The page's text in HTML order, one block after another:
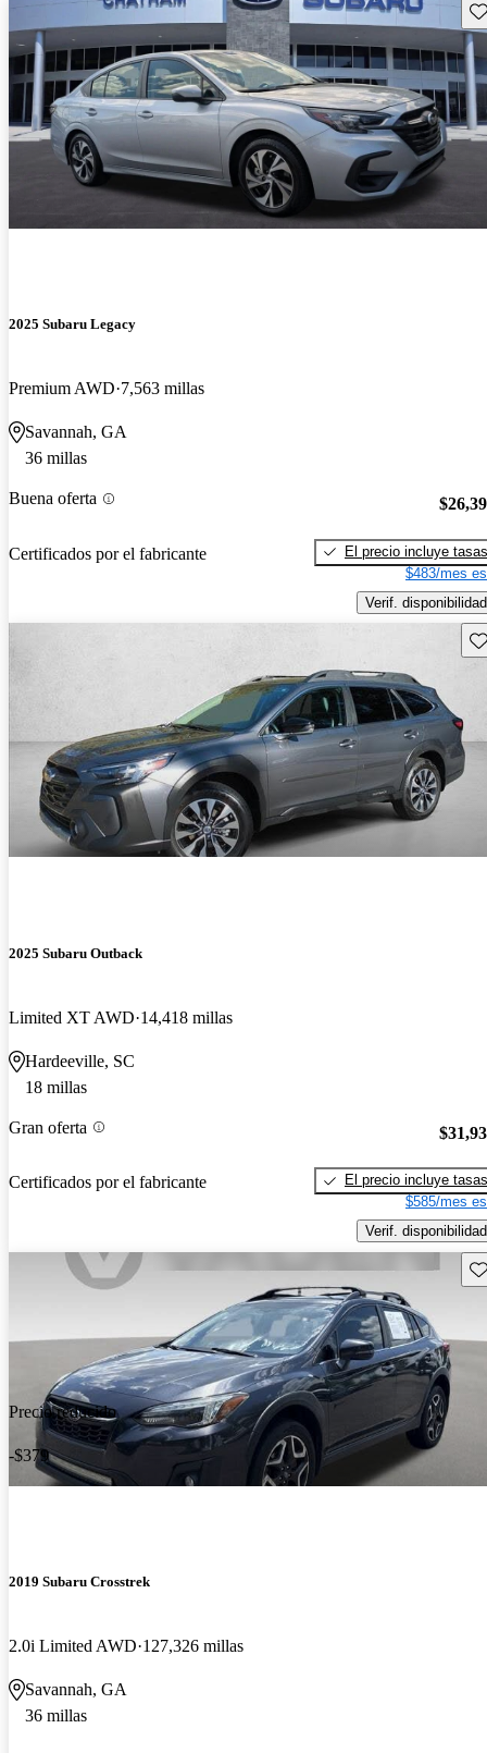
2025 Subaru Legacy
Premium AWD 7,563 millas
Savannah, GA
36 millas
Buena oferta
Certificados por el fabricante
El precio incluye tasas
$483/mes
Verif. disponibilidad
2025 Subaru Outback
Limited XT AWD 14,418 millas
Hardeeville, SC
18 millas
Gran oferta
Certificados por el fabricante
El precio incluye tasas
$585/mes
Verif. disponibilidad
Precio reducido
-$379
2019 Subaru Crosstrek
2.0i Limited AWD 127,326 millas
Savannah, GA
36 millas